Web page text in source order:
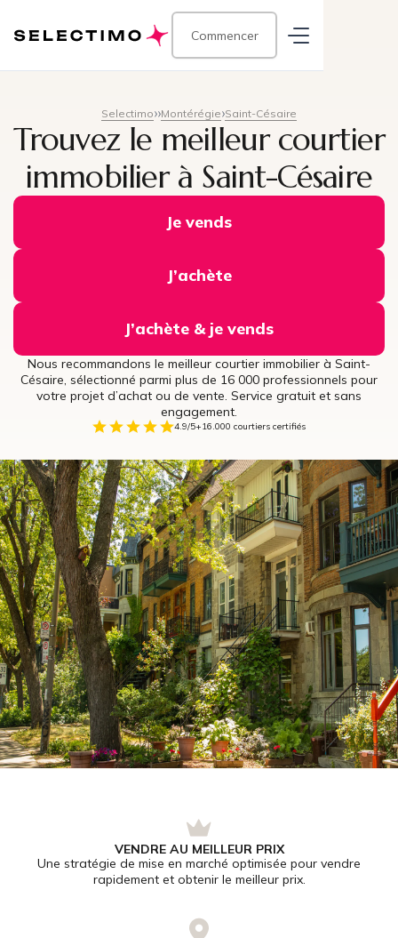
Commencer
Selectimo Montérégie Saint-Césaire
Trouvez le meilleur courtier
immobilier à Saint-Césaire
Je vends
J’achète
J’achète & je vends
Nous recommandons le meilleur courtier immobilier à Saint-
Césaire, sélectionné parmi plus de 16 000 professionnels pour
votre projet d’achat ou de vente. Service gratuit et sans
engagement.
4.9/5+16.000 courtiers certifiés
VENDRE AU MEILLEUR PRIX
Une stratégie de mise en marché optimisée pour vendre
rapidement et obtenir le meilleur prix.